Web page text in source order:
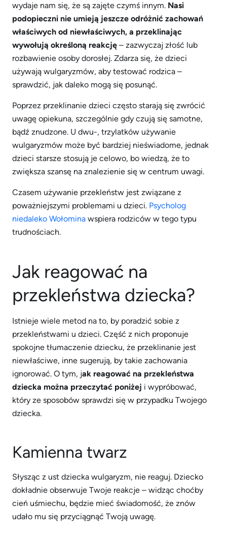
wydaje nam się, że są zajęte czymś innym. Nasi
podopieczni nie umieją jeszcze odróżnić zachowań
właściwych od niewłaściwych, a przeklinając
wywołują określoną reakcję – zazwyczaj złość lub
rozbawienie osoby dorosłej. Zdarza się, że dzieci
używają wulgaryzmów, aby testować rodzica –
sprawdzić, jak daleko mogą się posunąć.
Poprzez przeklinanie dzieci często starają się zwrócić
uwagę opiekuna, szczególnie gdy czują się samotne,
bądź znudzone. U dwu-, trzylatków używanie
wulgaryzmów może być bardziej nieświadome, jednak
dzieci starsze stosują je celowo, bo wiedzą, że to
zwiększa szansę na znalezienie się w centrum uwagi.
Czasem używanie przekleństw jest związane z
poważniejszymi problemami u dzieci. Psycholog
niedaleko Wołomina wspiera rodziców w tego typu
trudnościach.
Jak reagować na
przekleństwa dziecka?
Istnieje wiele metod na to, by poradzić sobie z
przekleństwami u dzieci. Część z nich proponuje
spokojne tłumaczenie dziecku, że przeklinanie jest
niewłaściwe, inne sugerują, by takie zachowania
ignorować. O tym, jak reagować na przekleństwa
dziecka można przeczytać poniżej i wypróbować,
który ze sposobów sprawdzi się w przypadku Twojego
dziecka.
Kamienna twarz
Słysząc z ust dziecka wulgaryzm, nie reaguj. Dziecko
dokładnie obserwuje Twoje reakcje – widząc choćby
cień uśmiechu, będzie mieć świadomość, że znów
udało mu się przyciągnąć Twoją uwagę.